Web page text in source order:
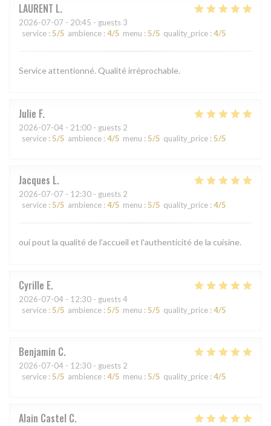
LAURENT L
2026-07-07 - 20:45 - guests 3
service : 5/5 ambience : 4/5 menu : 5/5 quality_price : 4/5
Service attentionné. Qualité irréprochable.
Julie F
2026-07-04 - 21:00 - guests 2
service : 5/5 ambience : 4/5 menu : 5/5 quality_price : 5/5
Jacques L
2026-07-07 - 12:30 - guests 2
service : 5/5 ambience : 4/5 menu : 5/5 quality_price : 4/5
oui pout la qualité de l'accueil et l'authenticité de la cuisine.
Cyrille E
2026-07-04 - 12:30 - guests 4
service : 5/5 ambience : 5/5 menu : 5/5 quality_price : 4/5
Benjamin C
2026-07-04 - 12:30 - guests 2
service : 5/5 ambience : 4/5 menu : 5/5 quality_price : 4/5
Alain Castel C